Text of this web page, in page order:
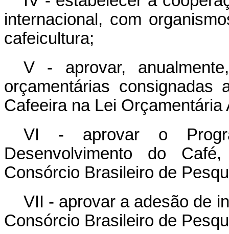
internacional, com
cafeicultura;
V -
aprovar,
orçamentárias
Cafeeira na Lei Orçamentária
VI - aprovar o
Desenvolvimento do
Consórcio Brasileiro de
VII - aprovar a adesão de
Consórcio Brasileiro de